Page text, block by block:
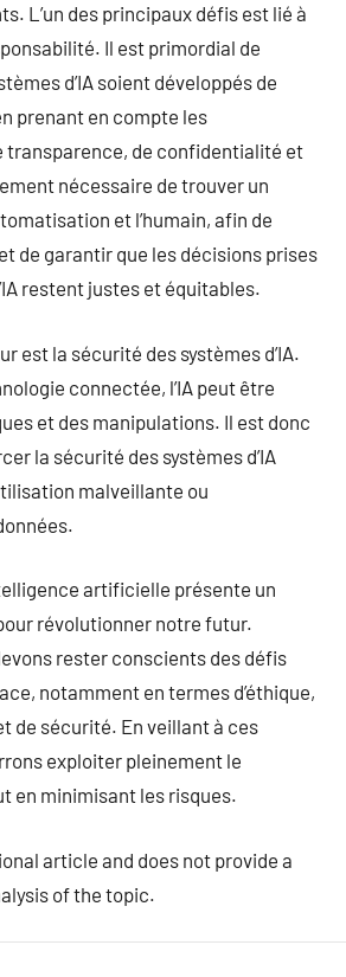
L’un des principaux défis est lié à
Il est primordial de
d’IA soient développés de
prenant en compte les
transparence, de confidentialité et
nécessaire de trouver un
et l’humain, afin de
de garantir que les décisions prises
restent justes et équitables.
est la sécurité des systèmes d’IA.
connectée, l’IA peut être
et des manipulations. Il est donc
la sécurité des systèmes d’IA
malveillante ou
artificielle présente un
révolutionner notre futur.
rester conscients des défis
notamment en termes d’éthique,
de sécurité. En veillant à ces
exploiter pleinement le
en minimisant les risques.
article and does not provide a
of the topic.